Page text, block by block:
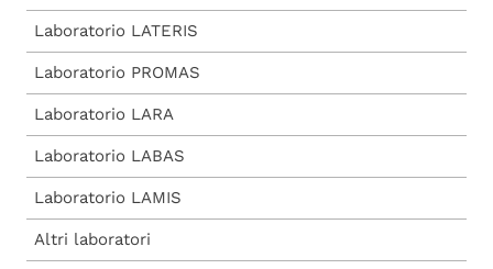
Laboratorio LATERIS
Laboratorio PROMAS
Laboratorio LARA
Laboratorio LABAS
Laboratorio LAMIS
Altri laboratori